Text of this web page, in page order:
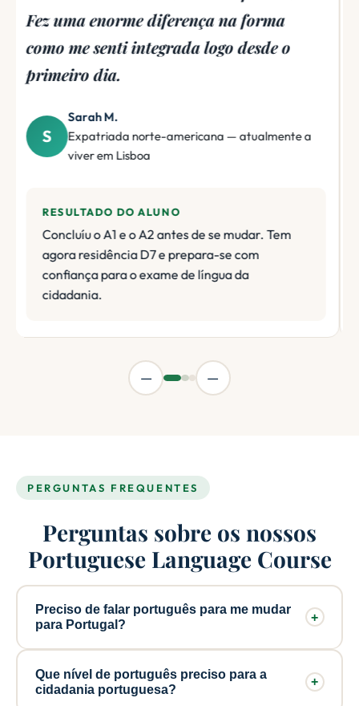
curso corrigiu isso por completo.
J
Expatriado britânico — mudou-se para o
RESULTADO DO ALUNO
A2 com vizinhos e serviços locais.
— —
PERGUNTAS FREQUENTES
Perguntas sobre os nossos
Portuguese Language Course
Preciso de falar português para me mudar
para Portugal?
+
Não — pode obter um visto D7, D8, D2 ou Golden
Visa sem qualquer português. Mas vai precisar de
Que nível de português preciso para a
cidadania portuguesa?
+